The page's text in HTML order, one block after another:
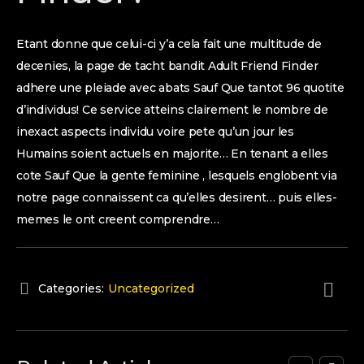
Etant donne que celui-ci y’a cela fait une multitude de
decenies, la page de tacht bandit Adult Friend Finder
adhere une pleiade avec abats Sauf Que tantot 96 quotite
d’individus! Ce service atteins clairement le nombre de
inexact aspects individu voire pete qu’un jour les
Humains soient actuels en majorite… En tenant a elles
cote Sauf Que la gente feminine , lesquels englobent via
notre page connaissent ca qu’elles desirent… puis elles-
memes le ont creent comprendre…
Categories: Uncategorized